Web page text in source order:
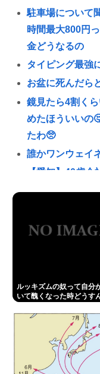
駐車場について
時間最大800円
金どうなるの
タイピング最強
お盆に死んだら
鏡見たら4割く
めたほういいの
たわ🥺
誰かワンウェイ
【愛知】40歳会
く出てこない人
【緊急】少子化
誰でもできる
なして君ら「テ
万程度で買える.
有田哲平、高田
大学がございま
1浪して法政に
ルッキズムの奴って自分
いて醜くなった時どうす